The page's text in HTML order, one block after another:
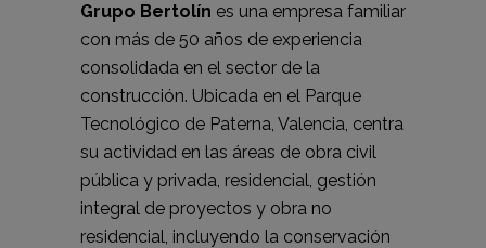
Grupo Bertolín es una empresa familiar
con más de 50 años de experiencia
consolidada en el sector de la
construcción. Ubicada en el Parque
Tecnológico de Paterna, Valencia, centra
su actividad en las áreas de obra civil
pública y privada, residencial, gestión
integral de proyectos y obra no
residencial, incluyendo la conservación